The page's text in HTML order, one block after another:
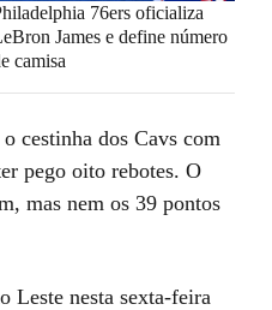
76ers oficializa
James e define número
camisa
cestinha dos Cavs com
pego oito rebotes. O
mas nem os 39 pontos
Leste nesta sexta-feira